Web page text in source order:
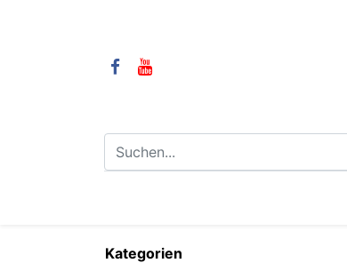
Kategorien